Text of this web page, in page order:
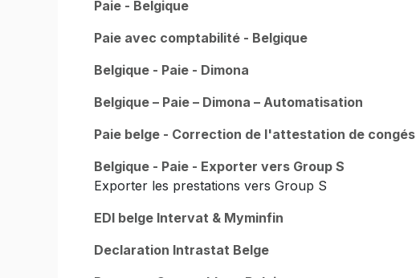
Paie - Belgique
Paie avec comptabilité - Belgique
Belgique - Paie - Dimona
Belgique – Paie – Dimona – Automatisation
Paie belge - Correction de l'attestation de congés
Belgique - Paie - Exporter vers Group S
Exporter les prestations vers Group S
EDI belge Intervat & Myminfin
Declaration Intrastat Belge